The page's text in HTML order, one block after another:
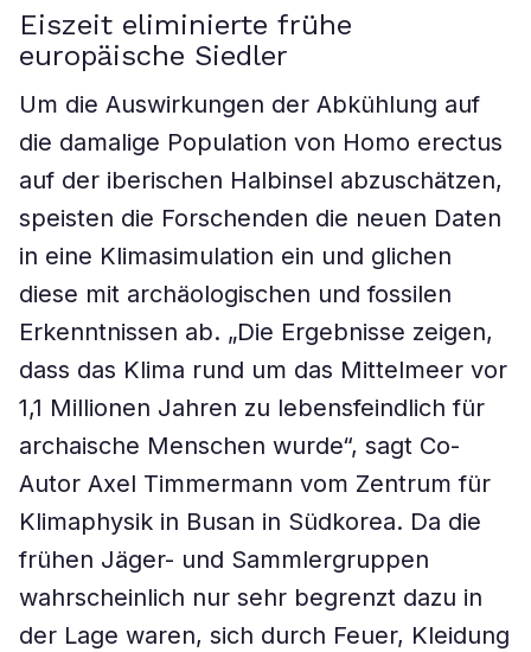
Eiszeit eliminierte frühe
europäische Siedler
Um die Auswirkungen der Abkühlung auf
die damalige Population von Homo erectus
auf der iberischen Halbinsel abzuschätzen,
speisten die Forschenden die neuen Daten
in eine Klimasimulation ein und glichen
diese mit archäologischen und fossilen
Erkenntnissen ab. „Die Ergebnisse zeigen,
dass das Klima rund um das Mittelmeer vor
1,1 Millionen Jahren zu lebensfeindlich für
archaische Menschen wurde“, sagt Co-
Autor Axel Timmermann vom Zentrum für
Klimaphysik in Busan in Südkorea. Da die
frühen Jäger- und Sammlergruppen
wahrscheinlich nur sehr begrenzt dazu in
der Lage waren, sich durch Feuer, Kleidung